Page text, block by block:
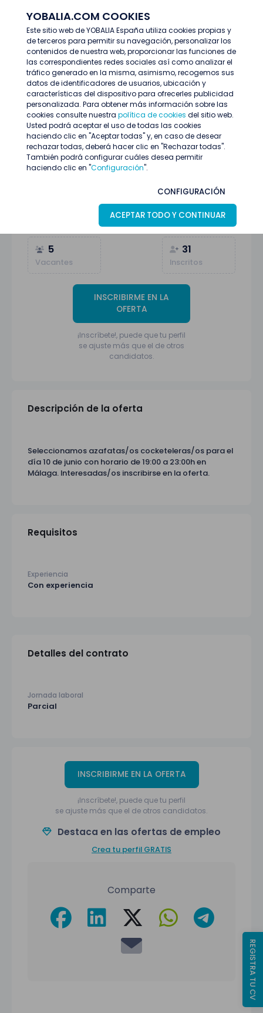
YOBALIA.COM COOKIES
Este sitio web de YOBALIA España utiliza cookies propias y
de terceros para permitir su navegación, personalizar los
contenidos de nuestra web, proporcionar las funciones de
las correspondientes redes sociales así como analizar el
tráfico generado en la misma, asimismo, recogemos sus
datos de identificadores de usuarios, ubicación y
características del dispositivo para ofrecerles publicidad
personalizada. Para obtener más información sobre las
cookies consulte nuestra política de cookies del sitio web.
Usted podrá aceptar el uso de todas las cookies
haciendo clic en "Aceptar todas" y, en caso de desear
rechazar todas, deberá hacer clic en "Rechazar todas".
También podrá configurar cuáles desea permitir
haciendo clic en "Configuración".
CONFIGURACIÓN
ACEPTAR TODO Y CONTINUAR
Últimas ofertas
SELECCIONAMOS COCKTELERA/O DE IMAGEN. 10 DE JUNIO
SELECCIONAMOS COCKTELERA/O DE
IMAGEN. 10 DE JUNIO
Julio Azafatas/os
5
Vacantes
31
Inscritos
INSCRIBIRME EN LA
OFERTA
¡Inscríbete!, puede que tu perfil
se ajuste más que el de otros
candidatos.
Descripción de la oferta
Seleccionamos azafatas/os cocketeleras/os para el
día 10 de junio con horario de 19:00 a 23:00h en
Málaga. Interesadas/os inscribirse en la oferta.
Requisitos
Experiencia
Con experiencia
Detalles del contrato
Jornada laboral
Parcial
INSCRIBIRME EN LA OFERTA
¡Inscríbete!, puede que tu perfil
se ajuste más que el de otros candidatos.
Destaca en las ofertas de empleo
Crea tu perfil GRATIS
Comparte
REGISTRA TU CV